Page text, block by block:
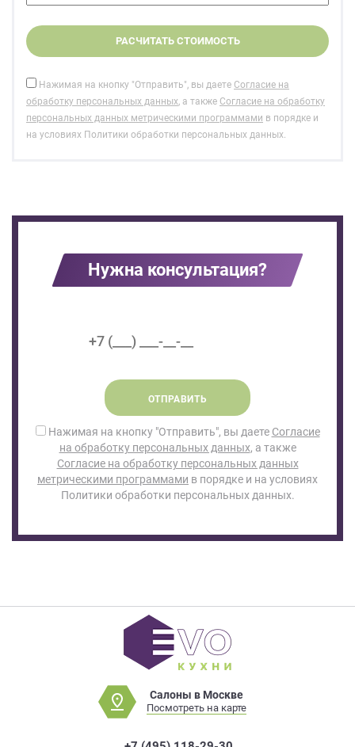
Нажимая на кнопку "Отправить", вы даете Согласие на
обработку персональных данных, а также Согласие на обработку
персональных данных метрическими программами в порядке и
на условиях Политики обработки персональных данных.
Нужна консультация?
ОТПРАВИТЬ
Нажимая на кнопку "Отправить", вы даете Согласие
на обработку персональных данных, а также
Согласие на обработку персональных данных
метрическими программами в порядке и на условиях
Политики обработки персональных данных.
Салоны в Москве
Посмотреть на карте